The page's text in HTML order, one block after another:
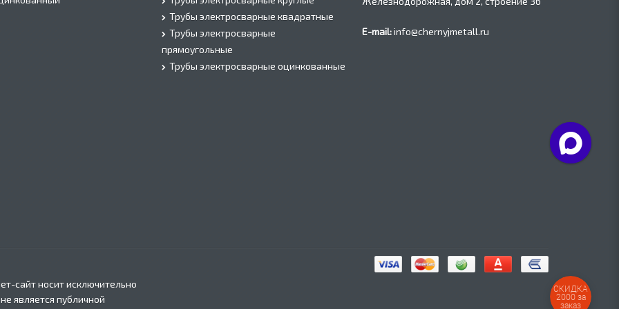
Трубы электросварные квадратные
Трубы электросварные
прямоугольные
Трубы электросварные оцинкованные
E-mail:info@chernyjmetall.ru
сайт носит исключительно
является публичной
СКИДКА
2000 за
заказ